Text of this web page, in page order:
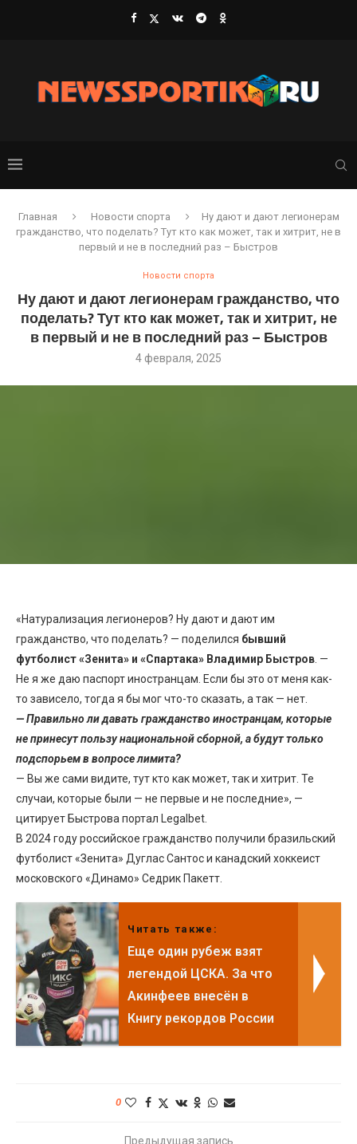
Главная Новости спорта
Ну дают и дают легионерам
гражданство, что поделать? Тут кто как может, так и хитрит, не в
первый и не в последний раз – Быстров
Новости спорта
Ну дают и дают легионерам гражданство, что
поделать? Тут кто как может, так и хитрит, не
в первый и не в последний раз – Быстров
4 февраля, 2025
«Натурализация легионеров? Ну дают и дают им
гражданство, что поделать? — поделился бывший
футболист «Зенита» и «Спартака» Владимир Быстров . —
Не я же даю паспорт иностранцам. Если бы это от меня как-
то зависело, тогда я бы мог что-то сказать, а так — нет.
— Правильно ли давать гражданство иностранцам, которые
не принесут пользу национальной сборной, а будут только
подспорьем в вопросе лимита?
— Вы же сами видите, тут кто как может, так и хитрит. Те
случаи, которые были — не первые и не последние», —
цитирует Быстрова портал Legalbet.
В 2024 году российское гражданство получили бразильский
футболист «Зенита» Дуглас Сантос и канадский хоккеист
московского «Динамо» Седрик Пакетт.
Читать также:
Еще один рубеж взят
легендой ЦСКА. За что
Акинфеев внесён в
Книгу рекордов России
0
Предыдущая запись